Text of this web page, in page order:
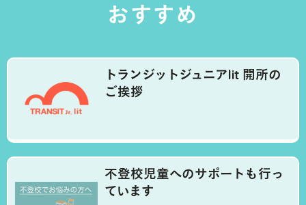
おすすめ
トランジットジュニアlit 開所の
ご挨拶
不登校児童へのサポートも行っ
ています